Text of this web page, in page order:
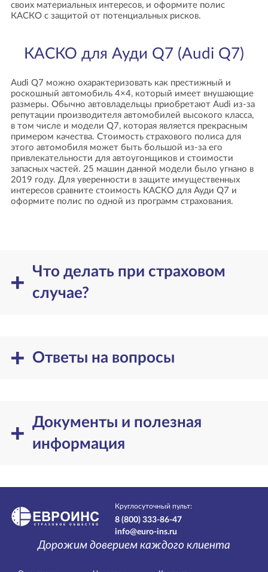
своих материальных интересов, и оформите полис
КАСКО с защитой от потенциальных рисков.
КАСКО для Ауди Q7 (Audi Q7)
Audi Q7 можно охарактеризовать как престижный и
роскошный автомобиль 4×4, который имеет внушающие
размеры. Обычно автовладельцы приобретают Audi из-за
репутации производителя автомобилей высокого класса,
в том числе и модели Q7, которая является прекрасным
примером качества. Стоимость страхового полиса для
этого автомобиля может быть большой из-за его
привлекательности для автоугонщиков и стоимости
запасных частей. 25 машин данной модели было угнано в
2019 году. Для уверенности в защите имущественных
интересов сравните стоимость КАСКО для Ауди Q7 и
оформите полис по одной из программ страхования.
Что делать при страховом
случае?
Ответы на вопросы
Документы и полезная
информация
Круглосуточный пульт:
8 (800) 333-86-47
info@euro-ins.ru
Дорожим доверием каждого клиента